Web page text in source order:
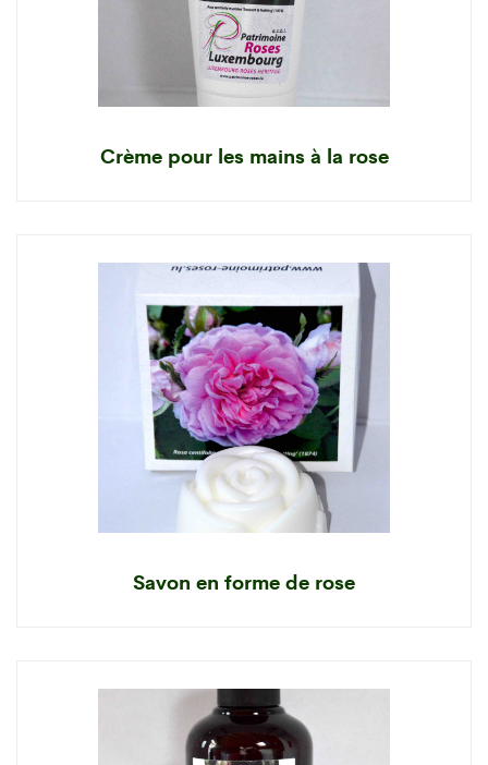
Crème pour les mains à la rose
Savon en forme de rose